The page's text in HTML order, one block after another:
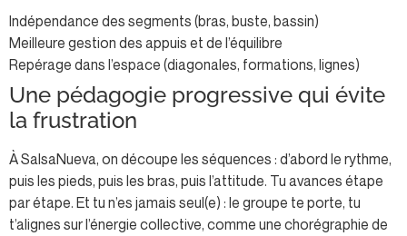
Indépendance des segments (bras, buste, bassin)
Meilleure gestion des appuis et de l’équilibre
Repérage dans l’espace (diagonales, formations, lignes)
Une pédagogie progressive qui évite
la frustration
À SalsaNueva, on découpe les séquences : d’abord le rythme,
puis les pieds, puis les bras, puis l’attitude. Tu avances étape
par étape. Et tu n’es jamais seul(e) : le groupe te porte, tu
t’alignes sur l’énergie collective, comme une chorégraphie de